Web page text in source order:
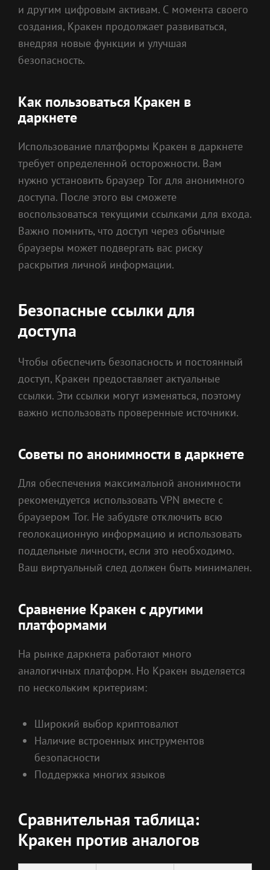
и другим цифровым активам. С момента своего
создания, Кракен продолжает развиваться,
внедряя новые функции и улучшая
безопасность.
Как пользоваться Кракен в
даркнете
Использование платформы Кракен в даркнете
требует определенной осторожности. Вам
нужно установить браузер Tor для анонимного
доступа. После этого вы сможете
воспользоваться текущими ссылками для входа.
Важно помнить, что доступ через обычные
браузеры может подвергать вас риску
раскрытия личной информации.
Безопасные ссылки для
доступа
Чтобы обеспечить безопасность и постоянный
доступ, Кракен предоставляет актуальные
ссылки. Эти ссылки могут изменяться, поэтому
важно использовать проверенные источники.
Советы по анонимности в даркнете
Для обеспечения максимальной анонимности
рекомендуется использовать VPN вместе с
браузером Tor. Не забудьте отключить всю
геолокационную информацию и использовать
поддельные личности, если это необходимо.
Ваш виртуальный след должен быть минимален.
Сравнение Кракен с другими
платформами
На рынке даркнета работают много
аналогичных платформ. Но Кракен выделяется
по нескольким критериям:
Широкий выбор криптовалют
Наличие встроенных инструментов
безопасности
Поддержка многих языков
Сравнительная таблица:
Кракен против аналогов